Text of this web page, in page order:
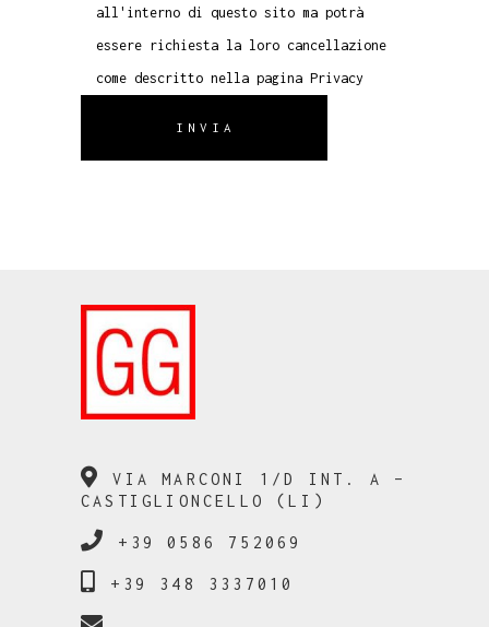
all'interno di questo sito ma potrà
essere richiesta la loro cancellazione
come descritto nella pagina Privacy
INVIA
VIA MARCONI 1/D INT. A –
CASTIGLIONCELLO (LI)
+39 0586 752069
+39 348 3337010